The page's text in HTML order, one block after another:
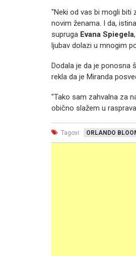
"Neki od vas bi mogli biti
novim ženama. I da,
supruga Evana Spiegela
ljubav dolazi u mnogim
Dodala je da je ponosna
rekla da je Miranda
"Tako sam zahvalna za
obično slažem u
Tagovi: ORLANDO